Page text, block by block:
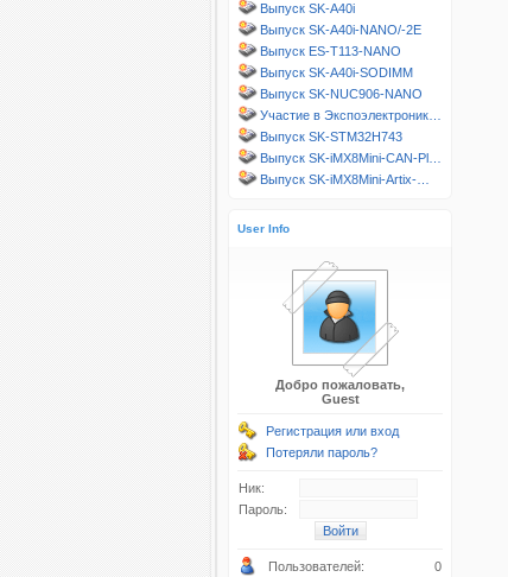
Выпуск SK-A40i
Выпуск SK-A40i-NANO/-2E
Выпуск ES-T113-NANO
Выпуск SK-A40i-SODIMM
Выпуск SK-NUC906-NANO
Участие в Экспоэлектроник…
Выпуск SK-STM32H743
Выпуск SK-iMX8Mini-CAN-Pl…
Выпуск SK-iMX8Mini-Artix-…
User Info
Добро пожаловать,
Guest
Регистрация или вход
Потеряли пароль?
Ник:
Пароль:
Пользователей: 0